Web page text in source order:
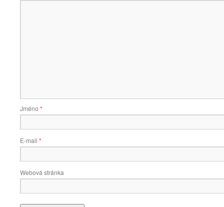
Jméno *
E-mail *
Webová stránka